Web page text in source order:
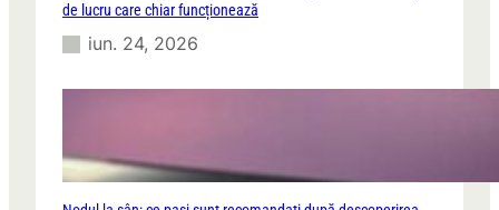
de lucru care chiar funcționează
iun. 24, 2026